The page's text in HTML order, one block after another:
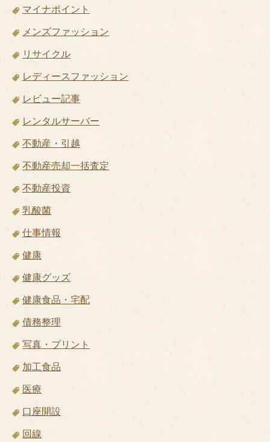
マイナポイント
メンズファッション
リサイクル
レディースファッション
レビュー記事
レンタルサーバー
不動産・引越
不動産売却一括査定
不動産投資
乳酸菌
仕事情報
健康
健康グッズ
健康食品・宅配
債務整理
写真・プリント
加工食品
医療
口座開設
回線